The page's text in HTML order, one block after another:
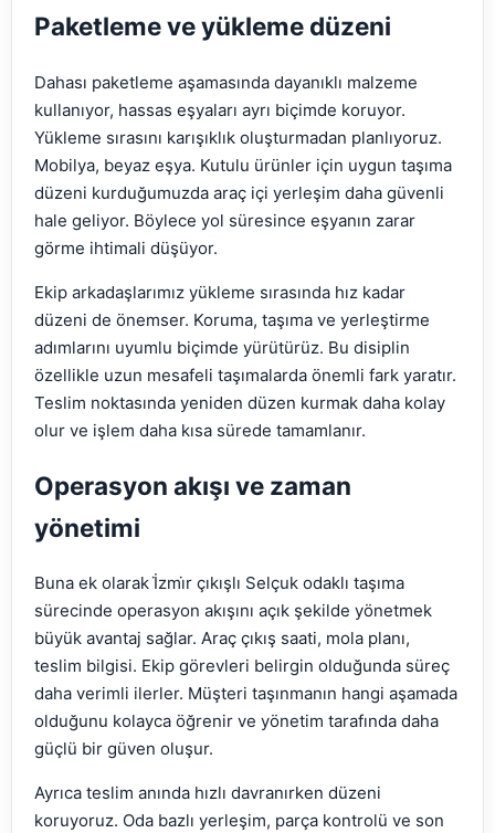
Paketleme ve yükleme düzeni
Dahası paketleme aşamasında dayanıklı malzeme
kullanıyor, hassas eşyaları ayrı biçimde koruyor.
Yükleme sırasını karışıklık oluşturmadan planlıyoruz.
Mobilya, beyaz eşya. Kutulu ürünler için uygun taşıma
düzeni kurduğumuzda araç içi yerleşim daha güvenli
hale geliyor. Böylece yol süresince eşyanın zarar
görme ihtimali düşüyor.
Ekip arkadaşlarımız yükleme sırasında hız kadar
düzeni de önemser. Koruma, taşıma ve yerleştirme
adımlarını uyumlu biçimde yürütürüz. Bu disiplin
özellikle uzun mesafeli taşımalarda önemli fark yaratır.
Teslim noktasında yeniden düzen kurmak daha kolay
olur ve işlem daha kısa sürede tamamlanır.
Operasyon akışı ve zaman
yönetimi
Buna ek olarak İ̇zmi̇r çıkışlı Selçuk odaklı taşıma
sürecinde operasyon akışını açık şekilde yönetmek
büyük avantaj sağlar. Araç çıkış saati, mola planı,
teslim bilgisi. Ekip görevleri belirgin olduğunda süreç
daha verimli ilerler. Müşteri taşınmanın hangi aşamada
olduğunu kolayca öğrenir ve yönetim tarafında daha
güçlü bir güven oluşur.
Ayrıca teslim anında hızlı davranırken düzeni
koruyoruz. Oda bazlı yerleşim, parça kontrolü ve son